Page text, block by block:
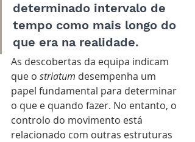
determinado intervalo de
tempo como mais longo do
que era na realidade.
As descobertas da equipa indicam
que o striatum desempenha um
papel fundamental para determinar
o que e quando fazer. No entanto, o
controlo do movimento está
relacionado com outras estruturas